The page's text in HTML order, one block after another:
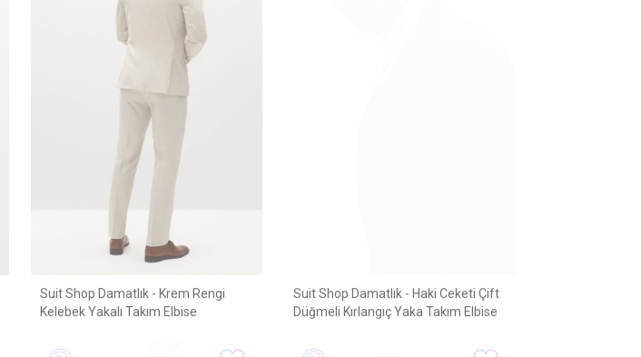
Suit Shop Damatlık - Krem Rengi
Kelebek Yakalı Takım Elbise
Suit Shop Damatlık - Haki Ceketi Çift
Düğmeli Kırlangıç Yaka Takım Elbise